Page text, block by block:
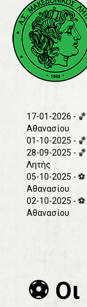
17-01-2026 -
Αθανασίου
01-10-2025 -
28-09-2025 -
Λητής
05-10-2025 -
Αθανασίου
02-10-2025 -
Αθανασίου
⚽️